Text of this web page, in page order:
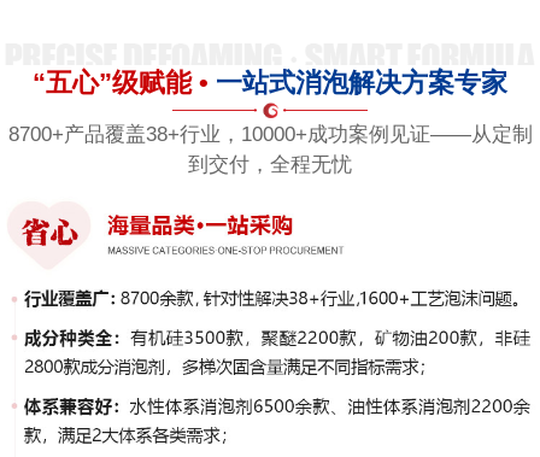
“五心”级赋能 • 一站式消泡解决方案专家
8700+产品覆盖38+行业，10000+成功案例见证——从定制
到交付，全程无忧